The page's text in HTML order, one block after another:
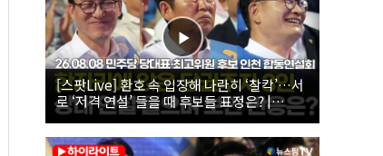
[스팟Live] 환호 속 입장해 나란히 ‘찰칵’…서
로 ‘저격 연설’ 들을 때 후보들 표정은? |
26.08.08 더불어민주당 당대표·최고위원 후
보 인천 합동연설회